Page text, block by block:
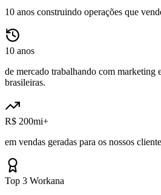
10 anos construindo operações que
10 anos
de mercado trabalhando com marketing
brasileiras.
R$ 200mi+
em vendas geradas para os nossos
Top 3 Workana